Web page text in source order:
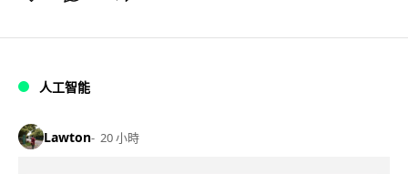
人工智能
Lawton 20 小時